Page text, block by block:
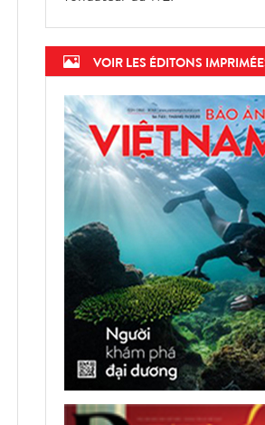
VOIR LES ÉDITONS